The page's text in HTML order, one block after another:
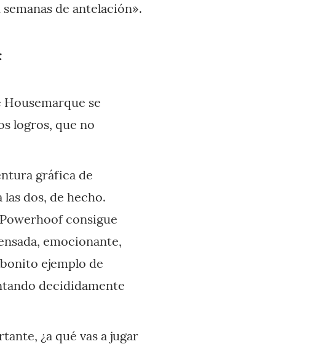
de antelación».
Housemarque se
logros, que no
gráfica de
dos, de hecho.
consigue
emocionante,
ejemplo de
decididamente
¿a qué vas a jugar